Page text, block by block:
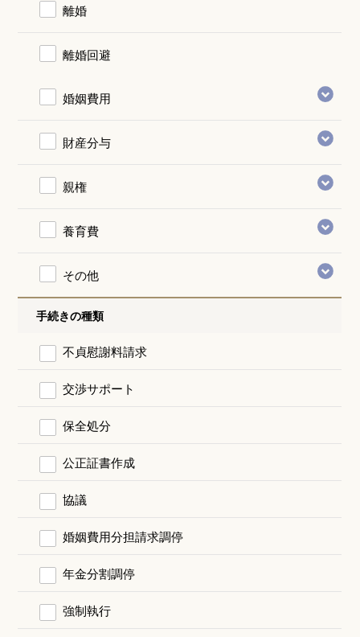
離婚
離婚回避
婚姻費用
財産分与
親権
養育費
その他
手続きの種類
不貞慰謝料請求
交渉サポート
保全処分
公正証書作成
協議
婚姻費用分担請求調停
年金分割調停
強制執行